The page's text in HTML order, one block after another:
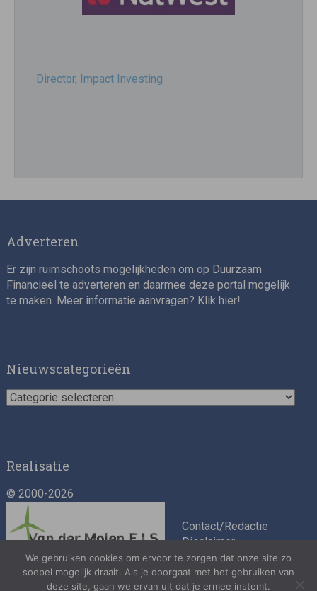
Impact consultant (manager)
Adverteren
Er zijn ruimschoots mogelijkheden om op Duurzaam
Financieel te adverteren en daarmee deze portal mogelijk
te maken. Meer informatie aanvragen? Klik hier!
Nieuwscategorieën
Nieuwscategorieën
Realisatie
© 2000-2026
Contact/Redactie
Disclaimer
Algemene
voorwaarden
We gebruiken cookies om ervoor te zorgen dat onze site zo
soepel mogelijk draait. Als je doorgaat met het gebruiken van
deze site, gaan we ervan uit dat je ermee instemt.